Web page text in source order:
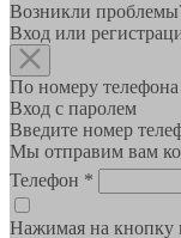
Возникли
Вход или
По номеру телефона
Вход с паролем
Введите номер
Мы отправим вам
Телефон *
Нажимая на кнопку